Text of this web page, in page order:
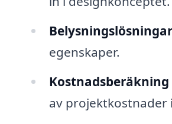
egenskaper.
av projektkostnader